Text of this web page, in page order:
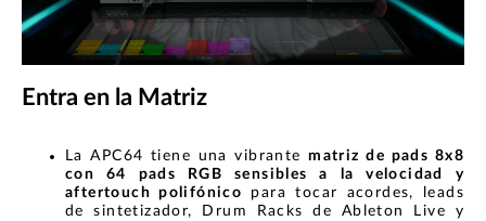
Entra en la Matriz
La APC64 tiene una vibrantematriz de pads 8x8
con 64 pads RGB sensibles a la velocidad y
aftertouch polifónico para tocar acordes, leads
de sintetizador, Drum Racks de Ableton Live y